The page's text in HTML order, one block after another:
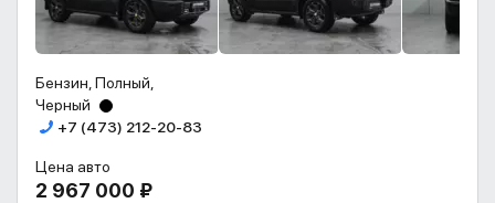
Бензин, Полный,
Черный
+7 (473) 212-20-83
Цена авто
2 967 000 ₽